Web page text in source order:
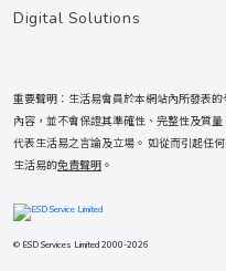
Digital Solutions
重要聲明：生活易會員於本網站內所發表
內容，並不會保證其準確性、完整性及質
代表生活易之言論及立場。 如從而引起任
生活易的免責聲明 。
© ESD Services Limited 2000-2026